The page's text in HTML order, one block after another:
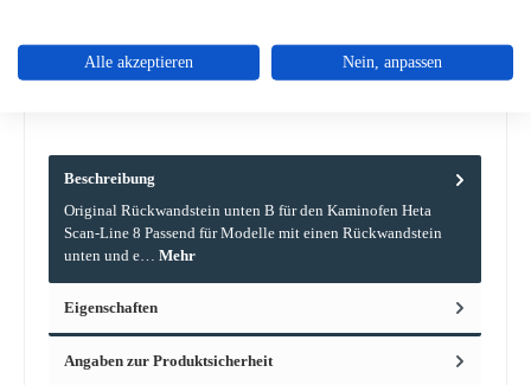
Beschreibung
Original Rückwandstein unten B für den Kaminofen Heta
Scan-Line 8 Passend für Modelle mit einen Rückwandstein
unten und e… Mehr
Eigenschaften
Angaben zur Produktsicherheit
Alle akzeptieren Nein, anpassen